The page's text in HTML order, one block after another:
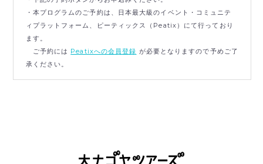
・本プログラムのご予約は、日本最大級のイベント・コミュニテ
ィプラットフォーム、ピーティックス（Peatix）にて行っており
ます。
ご予約には Peatixへの会員登録 が必要となりますので予めご了
承ください。